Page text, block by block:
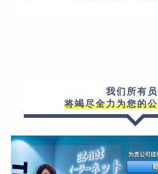
我们所有
将竭尽全力为您的